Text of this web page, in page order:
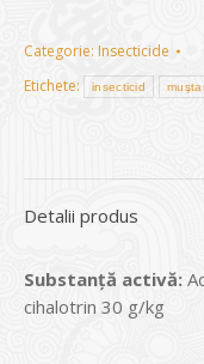
Categorie: Insecticide
Etichete:
insecticid
Detalii produs
Substanță activă:
cihalotrin 30 g/kg